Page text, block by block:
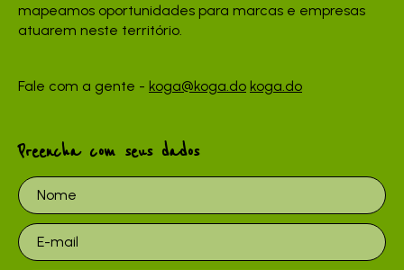
mapeamos oportunidades para marcas e empresas
atuarem neste território.
Fale com a gente - koga@koga.do koga.do
Preencha com seus dados